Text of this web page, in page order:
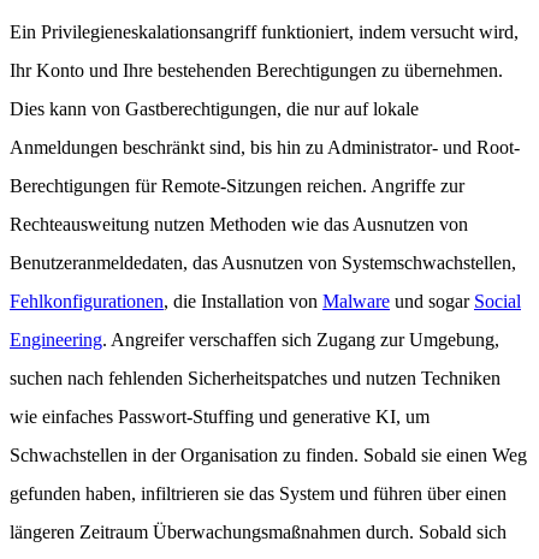
Ein Privilegieneskalationsangriff funktioniert, indem versucht wird,
Ihr Konto und Ihre bestehenden Berechtigungen zu übernehmen.
Dies kann von Gastberechtigungen, die nur auf lokale
Anmeldungen beschränkt sind, bis hin zu Administrator- und Root-
Berechtigungen für Remote-Sitzungen reichen. Angriffe zur
Rechteausweitung nutzen Methoden wie das Ausnutzen von
Benutzeranmeldedaten, das Ausnutzen von Systemschwachstellen,
Fehlkonfigurationen, die Installation von Malware und sogar Social
Engineering. Angreifer verschaffen sich Zugang zur Umgebung,
suchen nach fehlenden Sicherheitspatches und nutzen Techniken
wie einfaches Passwort-Stuffing und generative KI, um
Schwachstellen in der Organisation zu finden. Sobald sie einen Weg
gefunden haben, infiltrieren sie das System und führen über einen
längeren Zeitraum Überwachungsmaßnahmen durch. Sobald sich